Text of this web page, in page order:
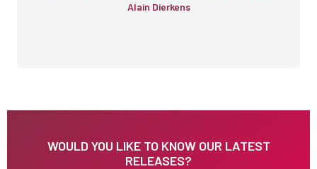
Alain Dierkens
WOULD YOU LIKE TO KNOW OUR LATEST
RELEASES?